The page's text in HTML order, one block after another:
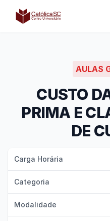
Católica SC | Experts
AULAS
CUSTO
PRIMA E
DE
Carga Horária
Categoria
Modalidade